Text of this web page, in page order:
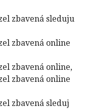
zbavená sleduju
zbavená online
zbavená online,
zbavená online
zbavená sleduj